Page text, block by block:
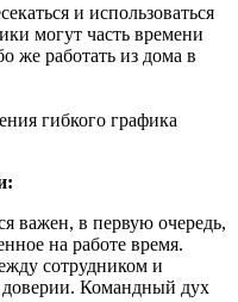
и использоваться
могут часть времени
же работать из дома в
гибкого графика
важен, в первую очередь,
на работе время.
сотрудником и
доверии. Командный дух